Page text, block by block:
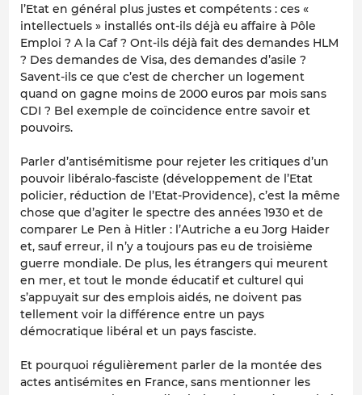
l’Etat en général plus justes et compétents : ces «
intellectuels » installés ont-ils déjà eu affaire à Pôle
Emploi ? A la Caf ? Ont-ils déjà fait des demandes HLM
? Des demandes de Visa, des demandes d’asile ?
Savent-ils ce que c’est de chercher un logement
quand on gagne moins de 2000 euros par mois sans
CDI ? Bel exemple de coïncidence entre savoir et
pouvoirs.
Parler d’antisémitisme pour rejeter les critiques d’un
pouvoir libéralo-fasciste (développement de l’Etat
policier, réduction de l’Etat-Providence), c’est la même
chose que d’agiter le spectre des années 1930 et de
comparer Le Pen à Hitler : l’Autriche a eu Jorg Haider
et, sauf erreur, il n’y a toujours pas eu de troisième
guerre mondiale. De plus, les étrangers qui meurent
en mer, et tout le monde éducatif et culturel qui
s’appuyait sur des emplois aidés, ne doivent pas
tellement voir la différence entre un pays
démocratique libéral et un pays fasciste.
Et pourquoi régulièrement parler de la montée des
actes antisémites en France, sans mentionner les